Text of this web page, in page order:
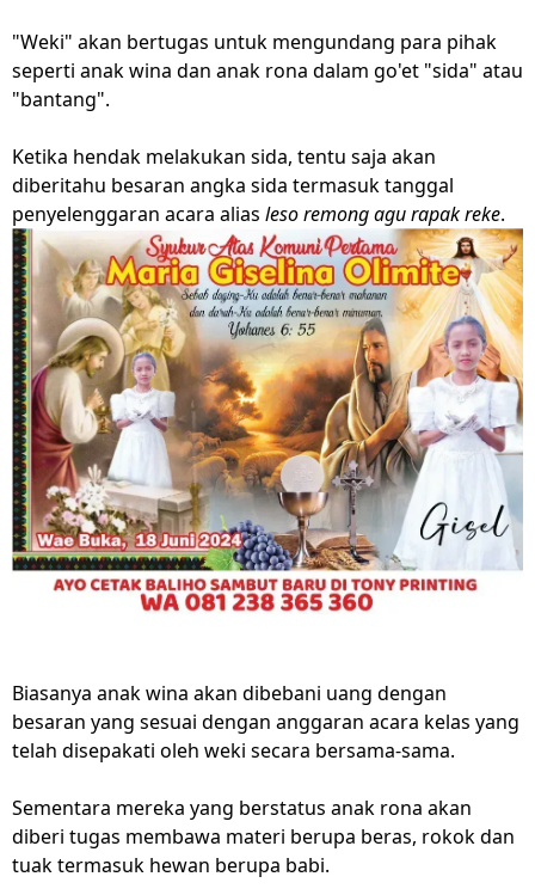
"Weki" akan bertugas untuk mengundang para pihak
seperti anak wina dan anak rona dalam go'et "sida" atau
"bantang".
Ketika hendak melakukan sida, tentu saja akan
diberitahu besaran angka sida termasuk tanggal
penyelenggaran acara alias leso remong agu rapak reke.
Biasanya anak wina akan dibebani uang dengan
besaran yang sesuai dengan anggaran acara kelas yang
telah disepakati oleh weki secara bersama-sama.
Sementara mereka yang berstatus anak rona akan
diberi tugas membawa materi berupa beras, rokok dan
tuak termasuk hewan berupa babi.